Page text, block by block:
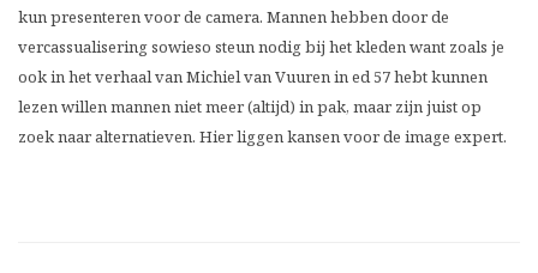
kun presenteren voor de camera. Mannen hebben door de
vercassualisering sowieso steun nodig bij het kleden want zoals je
ook in het verhaal van Michiel van Vuuren in ed 57 hebt kunnen
lezen willen mannen niet meer (altijd) in pak, maar zijn juist op
zoek naar alternatieven. Hier liggen kansen voor de image expert.